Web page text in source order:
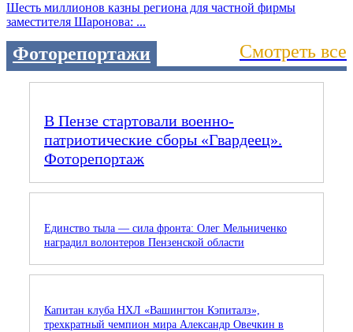
Шесть миллионов казны региона для частной фирмы
заместителя Шаронова: ...
Фоторепортажи Смотреть все
В Пензе стартовали военно-
патриотические сборы «Гвардеец».
Фоторепортаж
Единство тыла — сила фронта: Олег Мельниченко
наградил волонтеров Пензенской области
Капитан клуба НХЛ «Вашингтон Кэпиталз»,
трехкратный чемпион мира Александр Овечкин в